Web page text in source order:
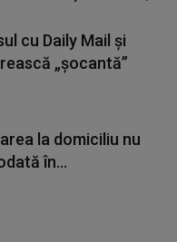
cu Daily Mail și
„şocantă”
la domiciliu nu
în...